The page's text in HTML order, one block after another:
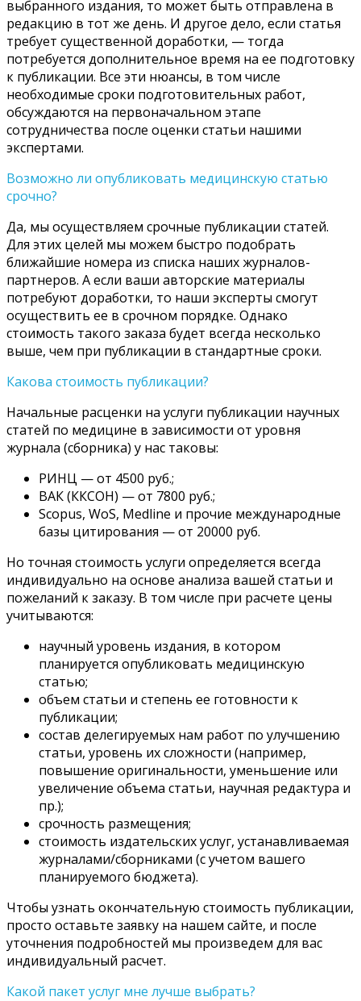
выбранного издания, то может быть отправлена в
редакцию в тот же день. И другое дело, если статья
требует существенной доработки, — тогда
потребуется дополнительное время на ее подготовку
к публикации. Все эти нюансы, в том числе
необходимые сроки подготовительных работ,
обсуждаются на первоначальном этапе
сотрудничества после оценки статьи нашими
экспертами.
Возможно ли опубликовать медицинскую статью
срочно?
Да, мы осуществляем срочные публикации статей.
Для этих целей мы можем быстро подобрать
ближайшие номера из списка наших журналов-
партнеров. А если ваши авторские материалы
потребуют доработки, то наши эксперты смогут
осуществить ее в срочном порядке. Однако
стоимость такого заказа будет всегда несколько
выше, чем при публикации в стандартные сроки.
Какова стоимость публикации?
Начальные расценки на услуги публикации научных
статей по медицине в зависимости от уровня
журнала (сборника) у нас таковы:
РИНЦ — от 4500 руб.;
ВАК (ККСОН) — от 7800 руб.;
Scopus, WoS, Medline и прочие международные
базы цитирования — от 20000 руб.
Но точная стоимость услуги определяется всегда
индивидуально на основе анализа вашей статьи и
пожеланий к заказу. В том числе при расчете цены
учитываются:
научный уровень издания, в котором
планируется опубликовать медицинскую
статью;
объем статьи и степень ее готовности к
публикации;
состав делегируемых нам работ по улучшению
статьи, уровень их сложности (например,
повышение оригинальности, уменьшение или
увеличение объема статьи, научная редактура и
пр.);
срочность размещения;
стоимость издательских услуг, устанавливаемая
журналами/сборниками (с учетом вашего
планируемого бюджета).
Чтобы узнать окончательную стоимость публикации,
просто оставьте заявку на нашем сайте, и после
уточнения подробностей мы произведем для вас
индивидуальный расчет.
Какой пакет услуг мне лучше выбрать?